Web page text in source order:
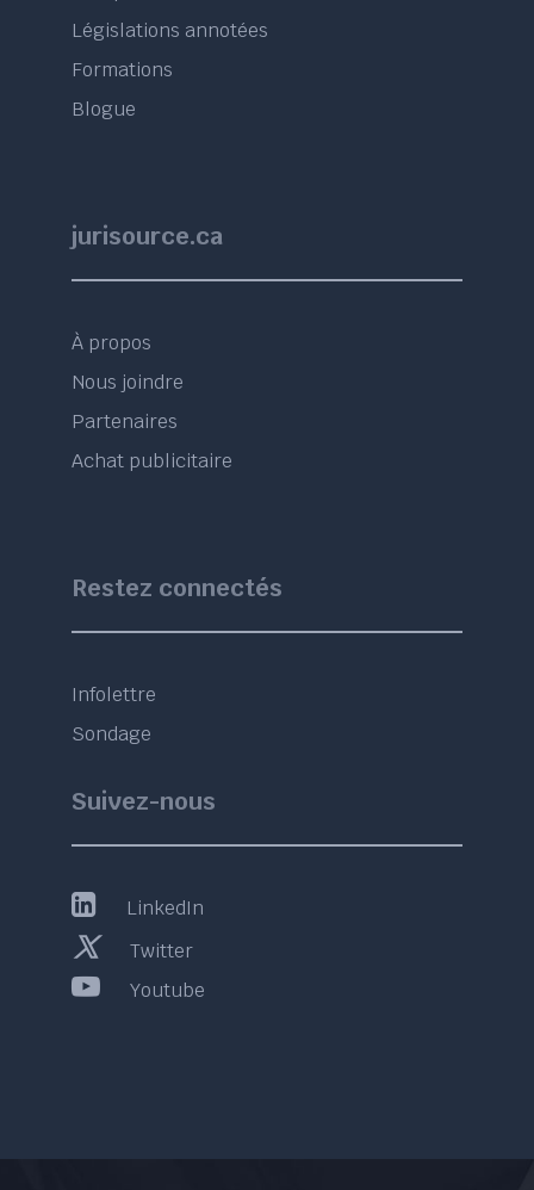
Législations annotées
Formations
Blogue
jurisource.ca
À propos
Nous joindre
Partenaires
Achat publicitaire
Restez connectés
Infolettre
Sondage
Suivez-nous
LinkedIn
Twitter
Youtube